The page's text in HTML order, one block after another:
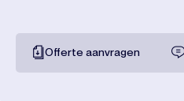
Offerte aanvragen